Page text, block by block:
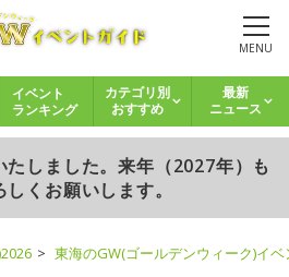
MENU
イベント
ランキング
カテゴリ別
おすすめ
最新
ニュース
しました。来年（2027年）も
くお願いします。
東海のGW(ゴールデンウィーク)イ